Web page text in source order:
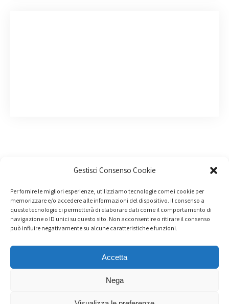
Gestisci Consenso Cookie
Per fornire le migliori esperienze, utilizziamo tecnologie come i cookie per
memorizzare e/o accedere alle informazioni del dispositivo. Il consenso a
queste tecnologie ci permetterà di elaborare dati come il comportamento di
navigazione o ID unici su questo sito. Non acconsentire o ritirare il consenso
può influire negativamente su alcune caratteristiche e funzioni.
Accetta
Nega